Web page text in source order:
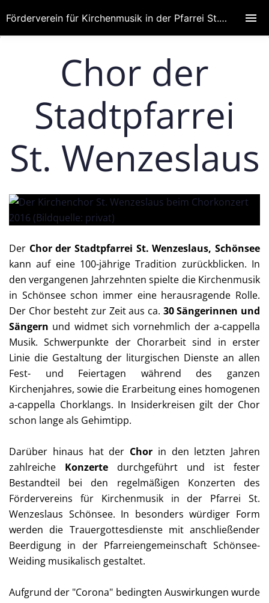
Chor der
Stadtpfarrei
St. Wenzeslaus
Der Chor der Stadtpfarrei St. Wenzeslaus, Schönsee
kann auf eine 100-jährige Tradition zurückblicken. In
den vergangenen Jahrzehnten spielte die Kirchenmusik
in Schönsee schon immer eine herausragende Rolle.
Der Chor besteht zur Zeit aus ca. 30 Sängerinnen und
Sängern und widmet sich vornehmlich der a-cappella
Musik. Schwerpunkte der Chorarbeit sind in erster
Linie die Gestaltung der liturgischen Dienste an allen
Fest- und Feiertagen während des ganzen
Kirchenjahres, sowie die Erarbeitung eines homogenen
a-cappella Chorklangs. In Insiderkreisen gilt der Chor
schon lange als Gehimtipp.
Darüber hinaus hat der Chor in den letzten Jahren
zahlreiche Konzerte durchgeführt und ist fester
Bestandteil bei den regelmäßigen Konzerten des
Fördervereins für Kirchenmusik in der Pfarrei St.
Wenzeslaus Schönsee. In besonders würdiger Form
werden die Trauergottesdienste mit anschließender
Beerdigung in der Pfarreiengemeinschaft Schönsee-
Weiding musikalisch gestaltet.
Aufgrund der "Corona" bedingten Auswirkungen wurde
Förderverein für Kirchenmusik in der Pfarrei St. Wenzeslaus